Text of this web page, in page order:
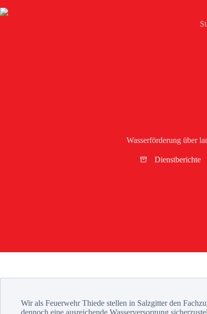
Inhalt
Wasserförderung über
Dienstberichte
Wir als Feuerwehr Thiede stellen in Salzgitter den
dennoch eine ausreichende Wasserversorgung